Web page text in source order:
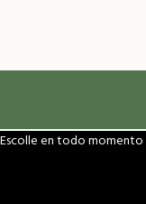
Localización
Escolle en todo momento